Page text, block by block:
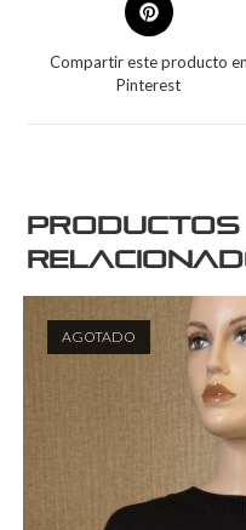
Compartir este producto en
Pinterest
Productos
AGOTADO